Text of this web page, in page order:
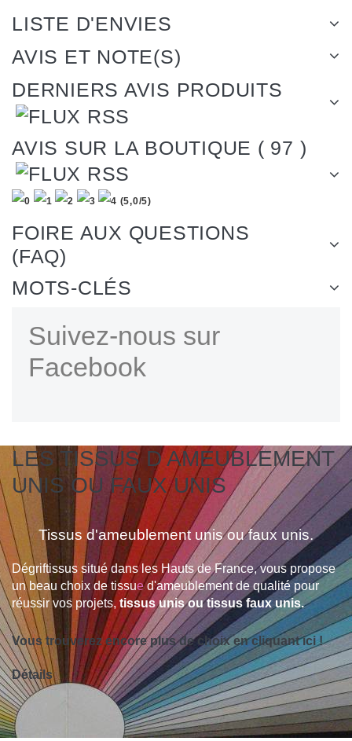
LISTE D'ENVIES
AVIS ET NOTE(S)
DERNIERS AVIS PRODUITS
AVIS SUR LA BOUTIQUE ( 97 )
(5,0/5)
FOIRE AUX QUESTIONS
(FAQ)
MOTS-CLÉS
Suivez-nous sur
Facebook
LES TISSUS D AMEUBLEMENT
UNIS OU FAUX UNIS
Tissus d'ameublement unis ou faux unis.
Dégriftissus situé dans les Hauts de France, vous propose
un beau choix de tissued'ameublement de qualité pour
réussir vos projets, tissus unis ou tissus faux unis.
Vous trouverez encore plus de choix en cliquant ici !
Détails